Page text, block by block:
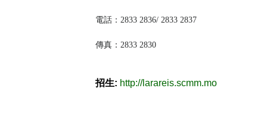
電話：2833 2836/ 2833 2837
傳真：2833 2830
招生: http://larareis.scmm.mo